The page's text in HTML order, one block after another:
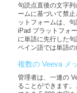
句読点直後の文字
ームに基づいて禁
ットフォームは、
iPad プラットフォ
に単語に先行した
ペイン語では単語の
複数の Veeva メ
管理者は、一連の
ることができます